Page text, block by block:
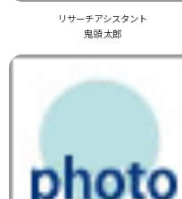
リサーチアシスタント
鬼頭 太郎